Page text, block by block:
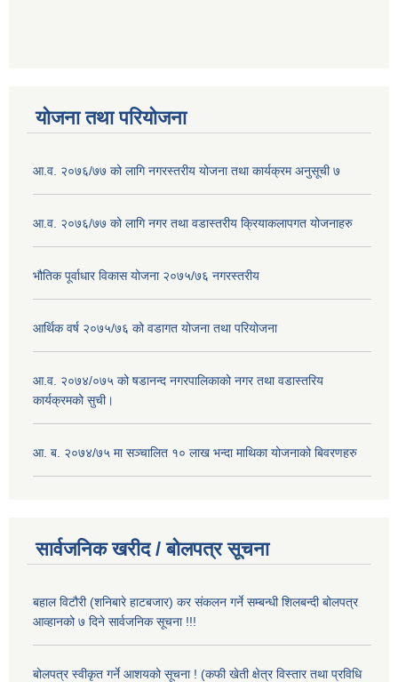
योजना तथा परियोजना
आ.व. २०७६/७७ को लागि नगरस्तरीय योजना तथा कार्यक्रम अनुसूची ७
आ.व. २०७६/७७ को लागि नगर तथा वडास्तरीय क्रियाकलापगत योजनाहरु
भौतिक पूर्वाधार विकास योजना २०७५/७६ नगरस्तरीय
आर्थिक वर्ष २०७५/७६ को वडागत योजना तथा परियोजना
आ.व. २०७४/०७५ को षडानन्द नगरपालिकाको नगर तथा वडास्तरिय
कार्यक्रमको सुची।
आ. ब. २०७४/७५ मा सञ्चालित १० लाख भन्दा माथिका योजनाको बिवरणहरु
सार्वजनिक खरीद / बोलपत्र सूचना
बहाल विटौरी (शनिबारे हाटबजार) कर संकलन गर्ने सम्बन्धी शिलबन्दी बोलपत्र
आव्हानको ७ दिने सार्वजनिक सूचना !!!
बोलपत्र स्वीकृत गर्ने आशयको सूचना ! (कफी खेती क्षेत्र विस्तार तथा प्रविधि